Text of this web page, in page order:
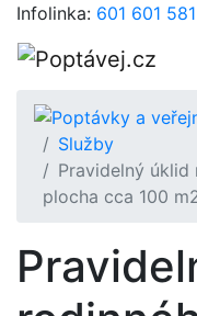
Infolinka: 601 601 581
Služby
Pravidelný úklid
plocha cca 100